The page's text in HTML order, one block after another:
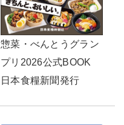
惣菜・べんとうグラン
プリ2026公式BOOK
日本食糧新聞発行